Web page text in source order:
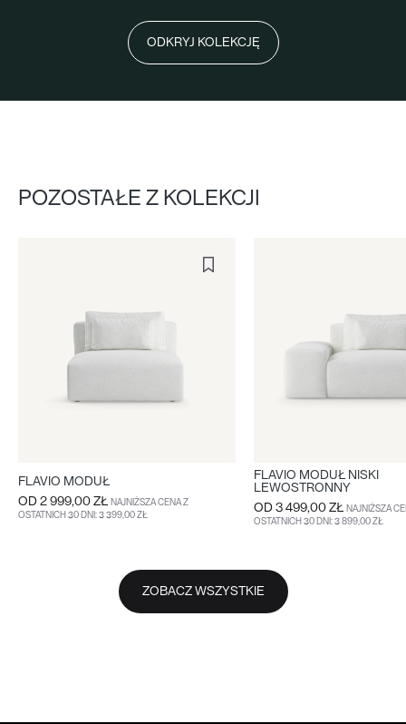
ODKRYJ KOLEKCJĘ
POZOSTAŁE Z KOLEKCJI
FLAVIO MODUŁ
OD 2 999,00 ZŁ NAJNIŻSZA CENA Z
OSTATNICH 30 DNI: 3 399,00 ZŁ
FLAVIO MODUŁ NISKI
LEWOSTRONNY
OD 3 499,00 ZŁ NAJNIŻSZA
OSTATNICH 30 DNI: 3 899,00 ZŁ
ZOBACZ WSZYSTKIE